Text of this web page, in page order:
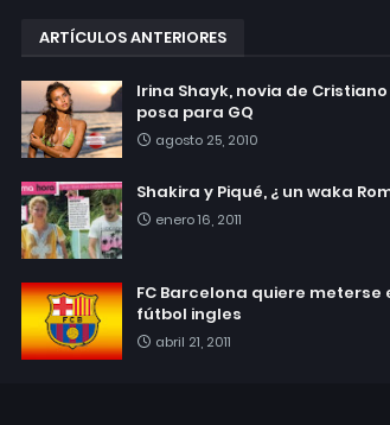
ARTÍCULOS ANTERIORES
Irina Shayk, novia de
posa para GQ
agosto 25, 2010
Shakira y Piqué, ¿ un waka
enero 16, 2011
FC Barcelona quiere meterse
fútbol ingles
abril 21, 2011